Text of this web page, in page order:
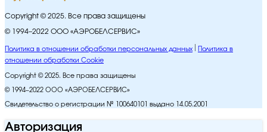
Copyright © 2025. Все права защищены
© 1994–2022 ООО «АЭРОБЕЛСЕРВИС»
Политика в отношении обработки персональных данных
Политика в
отношении обработки Cookie
Copyright © 2025. Все права защищены
© 1994–2022 ООО «АЭРОБЕЛСЕРВИС»
Свидетельство о регистрации № 100640101 выдано 14.05.2001
Авторизация